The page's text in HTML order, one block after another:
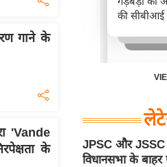
गाने के
'Vande
के
की सीबीआई
JPSC और JSSC
विधानसभा के